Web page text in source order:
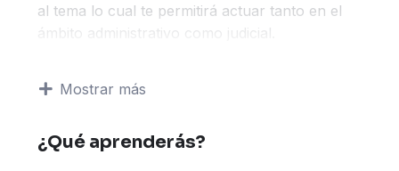
al tema lo cual te permitirá actuar tanto en el
ámbito administrativo como judicial.
herramientas para que puedas realizar
cumplan con sus obligaciones. Asimismo
Mostrar más
¿Qué aprenderás?